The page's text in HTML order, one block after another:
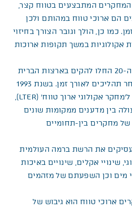
המתבצעים בטווח קצר,
הם ארוכי טווח במהותם ולכן
כמו כן, הולך וגובר הצורך בחיזוי
אקולוגיות במשך תקופות ארוכות
משנות ה-80 של המאה ה-20 החלו להקים בארצות הברית
תחנות מחקר למעקב אחר תהליכים לאורך זמן. בשנת 1993
הוקמה רשת בינלאומית ל’מחקר אקולוגי ארוך טווח’ (LTER),
בין מדענים ממקומות שונים
מחקרים בין-תחומיים
את הרשת ברמה העולמית
שינויי אקלים, שינויים באיכות
מים וכן השפעתם של מזהמים
ארוכי טווח הוא גיבוש של